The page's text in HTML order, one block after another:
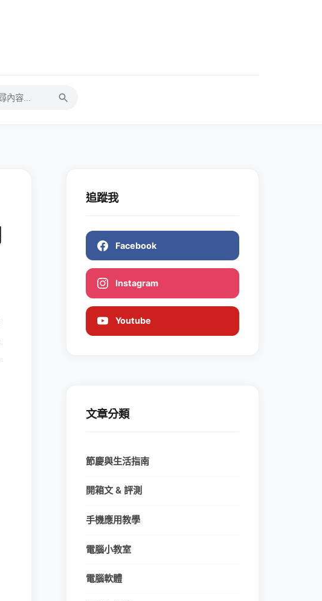
追蹤我
Facebook
Instagram
Youtube
文章分類
節慶與生活指南
開箱文 & 評測
手機應用教學
電腦小教室
電腦軟體